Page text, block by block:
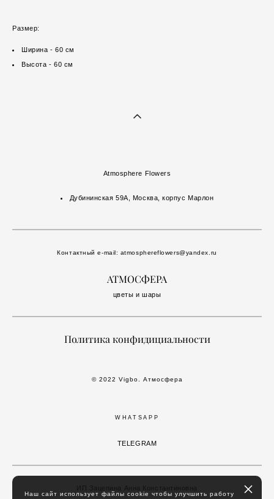
Размер:
Ширина - 60 см
Высота - 60 см
Atmosphere Flowers
Дубининская 59А, Москва, корпус Марлон
Контактный e-mail: atmosphereflowers@yandex.ru
АТМОСФЕРА
цветы и шары
Политика конфидициальности
© 2022 Vigbo. Атмосфера
WHATSAPP
TELEGRAM
ИП Зацепина Анна Константиновна
Наш сайт использует файлы cookie чтобы улучшить работу